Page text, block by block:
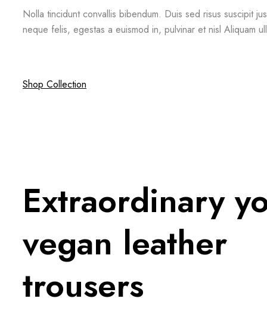
Nolla tincidunt convallis bibendum. Duis sed risus suscipit
neque felis, egestas a euismod in, pulvinar et nisl Aliquam
Shop Collection
Extraordinary
vegan leather
trousers